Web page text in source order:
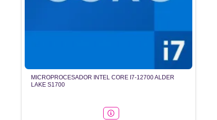
MICROPROCESADOR INTEL CORE I7-12700 ALDER
LAKE S1700